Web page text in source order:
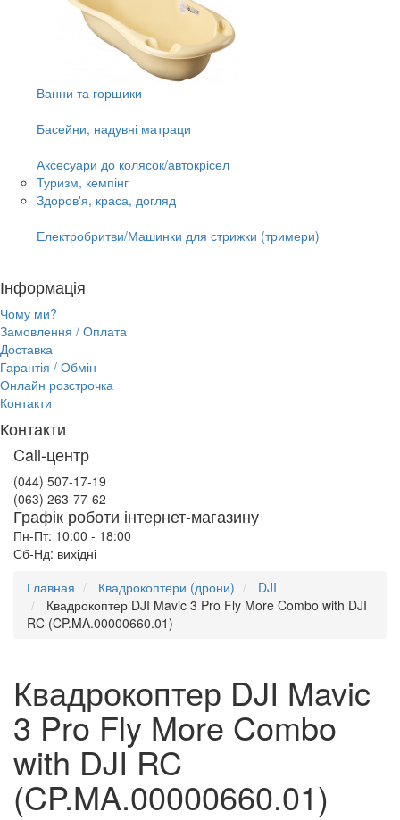
Ванни та горщики
Басейни, надувні матраци
Аксесуари до колясок/автокрісел
Туризм, кемпінг
Здоров'я, краса, догляд
Електробритви/Машинки для стрижки (тримери)
Інформація
Чому ми?
Замовлення / Оплата
Доставка
Гарантія / Обмін
Онлайн розстрочка
Контакти
Контакти
Call-центр
(044) 507-17-19
(063) 263-77-62
Графік роботи інтернет-магазину
Пн-Пт: 10:00 - 18:00
Сб-Нд: вихідні
Главная
Квадрокоптери (дрони)
DJI
Квадрокоптер DJI Mavic 3 Pro Fly More Combo with DJI
RC (CP.MA.00000660.01)
Квадрокоптер DJI Mavic
3 Pro Fly More Combo
with DJI RC
(CP.MA.00000660.01)